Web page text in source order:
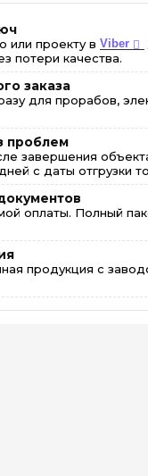
или проекту вViber
потери качества.
заказа
для прорабов,
проблем
завершения
с даты отгрузки
оплаты. Полный
продукция с